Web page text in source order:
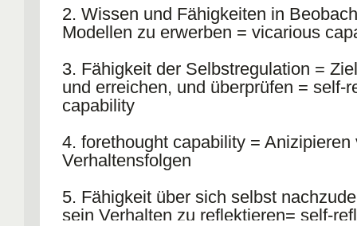
2. Wissen und Fähigkeiten in
Modellen zu erwerben = vicarious
3. Fähigkeit der Selbstregulation =
und erreichen, und überprüfen = self-
capability
4. forethought capability = Anizipieren
Verhaltensfolgen
5. Fähigkeit über sich selbst
sein Verhalten zu reflektieren= self-